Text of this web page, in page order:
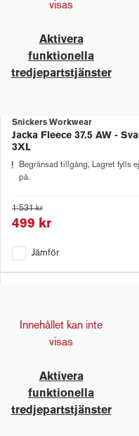
visas
Aktivera
funktionella
tredjepartstjänster
Snickers Workwear
Jacka Fleece 37.5 AW -
3XL
Begränsad tillgång, Lagret fylls ej
på.
1 531 kr
499 kr
Jämför
Innehållet kan inte
visas
Aktivera
funktionella
tredjepartstjänster